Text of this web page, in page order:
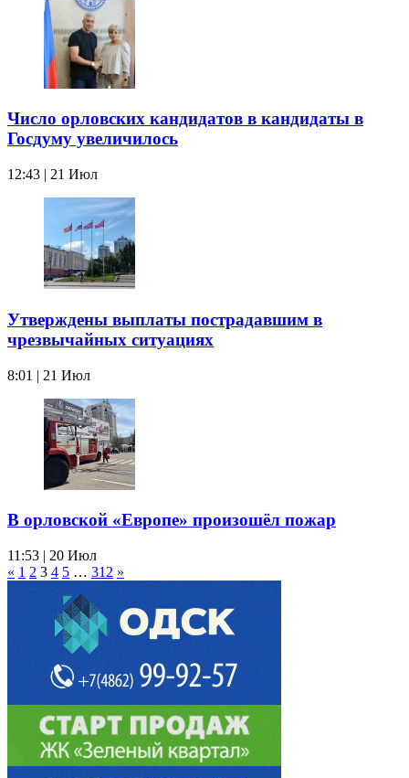
Число орловских кандидатов в кандидаты в
Госдуму увеличилось
12:43 | 21 Июл
Утверждены выплаты пострадавшим в
чрезвычайных ситуациях
8:01 | 21 Июл
В орловской «Европе» произошёл пожар
11:53 | 20 Июл
« 1 2 3 4 5 … 312 »